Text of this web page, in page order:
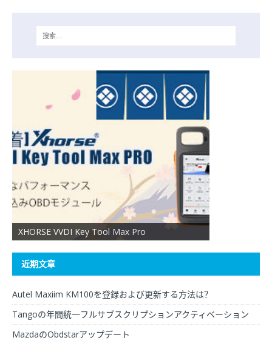
XHORSE VVDI Key Tool Max Pro
近期文章
Autel Maxiim KM100を登録および更新する方法は？
Tangoの年間統一フルサブスクリプションアクティベーション
MazdaのObdstarアップデート